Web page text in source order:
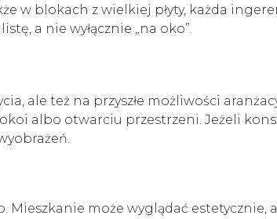
w blokach z wielkiej płyty, każda
a nie wyłącznie „na oko”.
ale też na przyszłe możliwości
albo otwarciu przestrzeni. Jeżeli
Mieszkanie może wyglądać